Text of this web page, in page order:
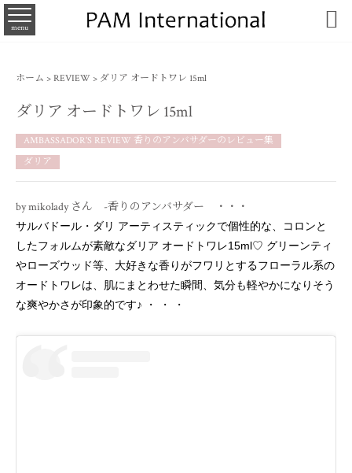
menu 
ホーム > REVIEW > ダリア オードトワレ 15ml
ダリア オードトワレ 15ml
AMBASSADOR'S REVIEW 香りのアンバサダーのレビュー集
ダリア
by mikolady さん -香りのアンバサダー ・・・
サルバドール・ダリ アーティスティックで個性的な、コロンと
したフォルムが素敵なダリア オードトワレ15ml♡ グリーンティ
やローズウッド等、大好きな香りがフワリとするフローラル系の
オードトワレは、肌にまとわせた瞬間、気分も軽やかになりそう
な爽やかさが印象的です♪ ・ ・ ・